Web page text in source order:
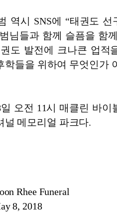
역시 SNS에 “태권도 선
님들과 함께 슬픔을 함
도 발전에 크나큰 업적
학들을 위하여 무엇인가
오전 11시 매클린 바이
널 메모리얼 파크다.
Rhee Funeral
8, 2018